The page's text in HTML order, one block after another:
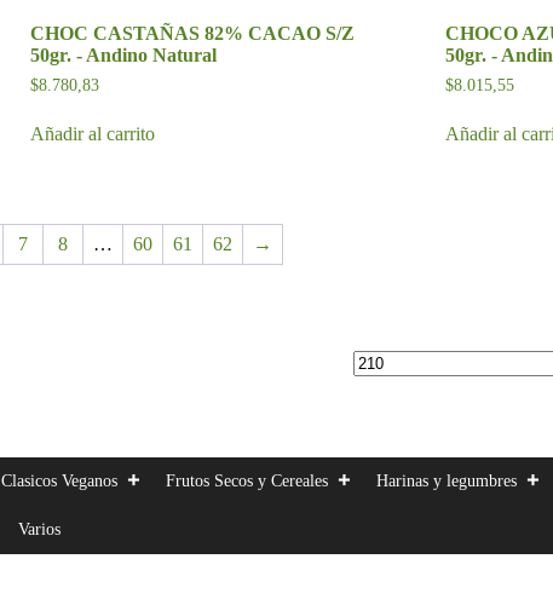
CHOC CASTAÑAS 82% CACAO S/Z
50gr. - Andino Natural
$8.780,83
Añadir al carrito
CHOCO
50gr. -
$8.015,55
Añadir al
7 8 … 60 61 62 →
Precio
Clasicos Veganos Frutos Secos y Cereales Harinas y legumbres
Varios